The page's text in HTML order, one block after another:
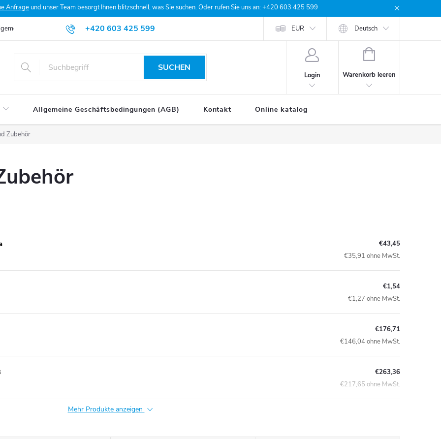
Anfrage und unser Team besorgt Ihnen blitzschnell, was Sie suchen. Oder rufen Sie uns an: +420 603 425 599
+420 603 425 599
Geschäftsbedingungen (AGB) Datenschutzerklärung EUR Deutsch
SUCHEN
Login
WARENKORB
Warenkorb leeren
Allgemeine Geschäftsbedingungen (AGB) Kontakt Online katalog
Zubehör
€43,45
€35,91 ohne MwSt.
€1,54
€1,27 ohne MwSt.
€176,71
€146,04 ohne MwSt.
€263,36
€217,65 ohne MwSt.
Mehr Produkte anzeigen